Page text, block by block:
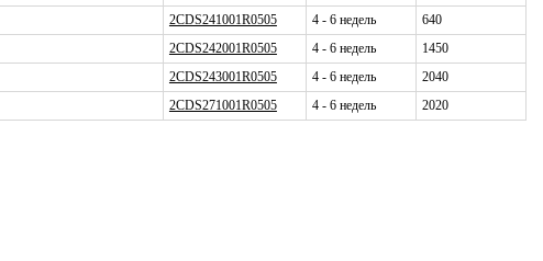
2CDS241001R0505 4 - 6 недель
640
2CDS242001R0505 4 - 6 недель
1450
2CDS243001R0505 4 - 6 недель
2040
2CDS271001R0505 4 - 6 недель 2020